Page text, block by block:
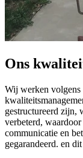
Ons
Wij werken volgens
gestructureerd zijn,
verbeterd,
communicatie en
gegarandeerd. en